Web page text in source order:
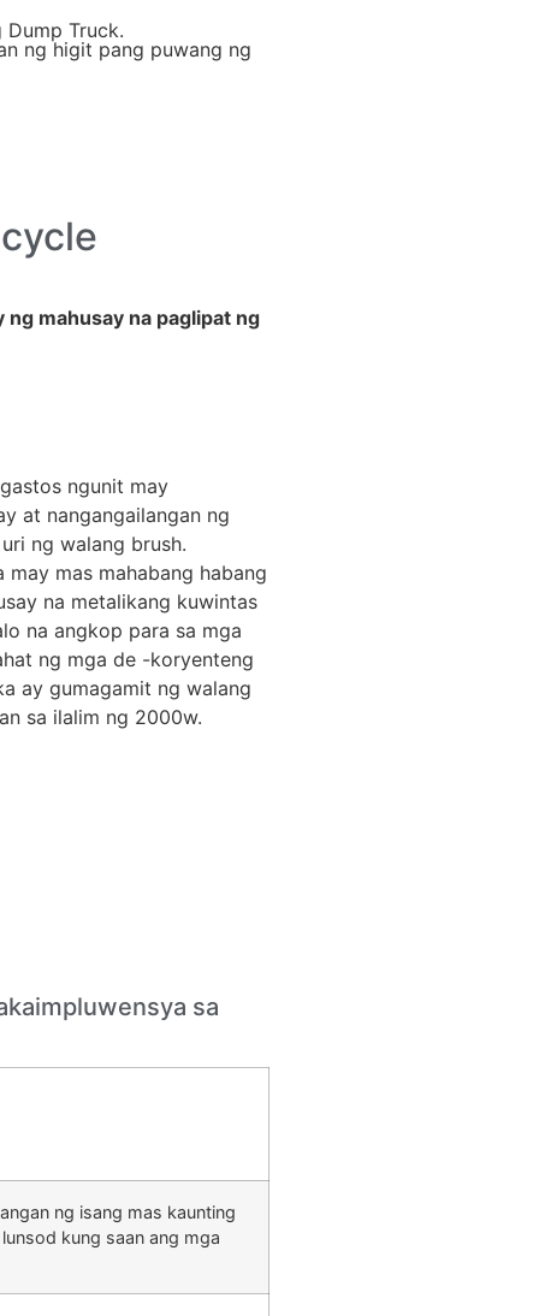
Truck.
ng higit pang puwang ng
mahusay na paglipat ng
ngunit may
at nangangailangan ng
ng walang brush.
may mas mahabang habang
na metalikang kuwintas
na angkop para sa mga
ng mga de -koryenteng
ay gumagamit ng walang
sa ilalim ng 2000w.
sa
ng isang mas kaunting
kung saan ang mga